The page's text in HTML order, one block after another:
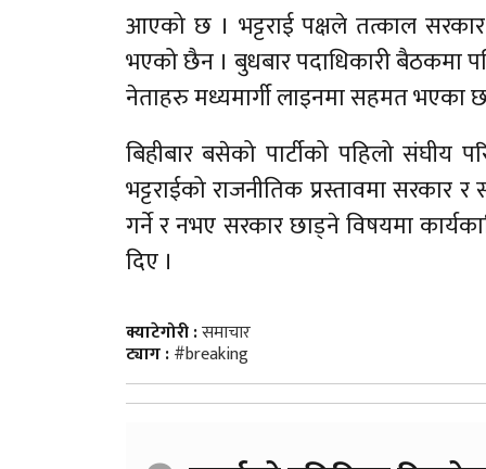
आएको छ । भट्टराई पक्षले तत्काल
भएको छैन । बुधबार पदाधिकारी बैठकमा
नेताहरु मध्यमार्गी लाइनमा सहमत भएका
बिहीबार बसेको पार्टीको पहिलो संघीय
भट्टराईको राजनीतिक प्रस्तावमा
गर्ने र नभए सरकार छाड्ने विषयमा
दिए ।
क्याटेगोरी :समाचार
ट्याग :#breaking